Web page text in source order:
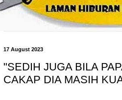
17 August 2023
"SEDIH JUGA BILA
CAKAP DIA MASIH